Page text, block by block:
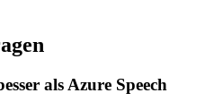
als Azure Speech